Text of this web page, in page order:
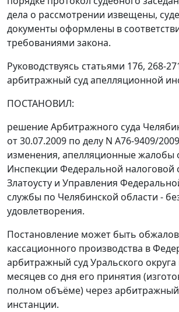
дела о рассмотрении извещены,
документы оформлены в
требованиями закона.
Руководствуясь статьями 176, 268-
арбитражный суд апелляционной
ПОСТАНОВИЛ:
решение Арбитражного суда
от 30.07.2009 по делу N А76-9409/
изменения, апелляционные жалобы
Инспекции Федеральной налоговой
Златоусту и Управления
службы по Челябинской области -
удовлетворения.
Постановление может быть
кассационного производства в
арбитражный суд Уральского округа
месяцев со дня его принятия
полном объёме) через
инстанции.